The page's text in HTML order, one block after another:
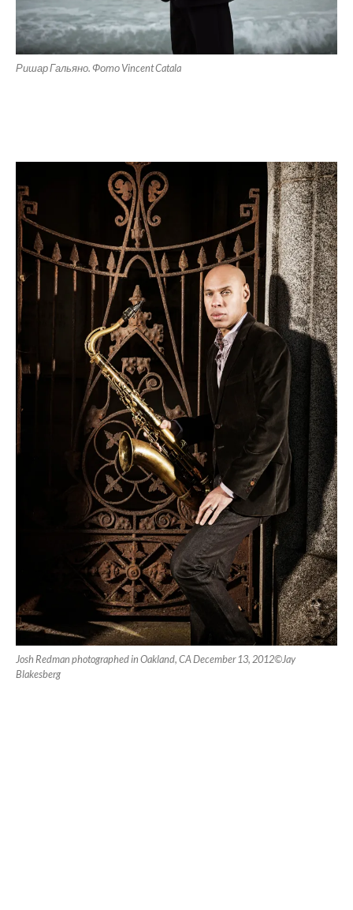
Ришар Гальяно. Фото Vincent Catala
Josh Redman photographed in Oakland, CA December 13, 2012©Jay
Blakesberg